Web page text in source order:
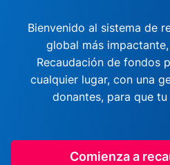
Bienvenido al sistema de
global más
Recaudación de fondos
cualquier lugar, con una
donantes, para que
Comienza a